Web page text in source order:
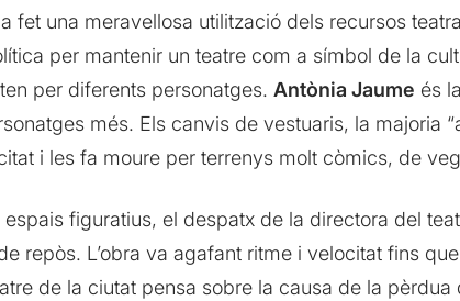
fet una meravellosa utilització dels recursos
per mantenir un teatre com a símbol de la
per diferents personatges. Antònia Jaume és
més. Els canvis de vestuaris, la majoria
i les fa moure per terrenys molt còmics, de
espais figuratius, el despatx de la directora del
repòs. L’obra va agafant ritme i velocitat fins
de la ciutat pensa sobre la causa de la